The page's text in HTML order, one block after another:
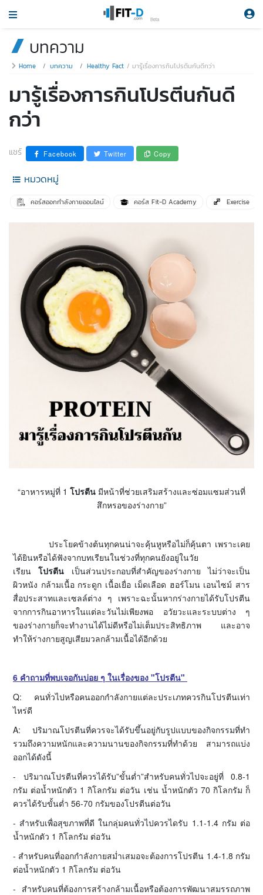
Beta
บทความ
Home บทความ Healthy Fact มารู้เรื่องการกินโปรตีนกันดีกว่า
มารู้เรื่องการกินโปรตีนกันดี
กว่า
แชร์ Facebook Twitter Copy
“อาหารหมู่ที่ 1 โปรตีน มีหน้าที่ช่วยเสริมสร้างและซ่อมแซมส่วนที่
สึกหรอของร่างกาย”
ประโยคข้างต้นทุกคนน่าจะคุ้นหูหรือไม่ก็คุ้นตา เพราะเคย
ได้ยินหรือได้ฟังจากบทเรียนในช่วงที่ทุกคนยังอยู่ในวัย
เรียนโปรตีน เป็นส่วนประกอบที่สำคัญของร่างกาย ไม่ว่าจะเป็น
ผิวหนัง กล้ามเนื้อ กระดูก เนื้อเยื่อ เม็ดเลือด ฮอร์โมน เอนไซม์ สาร
สื่อประสาทและเซลล์ต่าง ๆ เพราะฉะนั้นหากร่างกายได้รับโปรตีน
จากการกินอาหารในแต่ละวันไม่เพียงพอ อวัยวะและระบบต่าง ๆ
ของร่างกายก็จะทำงานได้ไม่ดีหรือไม่เต็มประสิทธิภาพ และอาจ
ทำให้ร่างกายสูญเสียมวลกล้ามเนื้อได้อีกด้วย
6 คำถามที่พบเจอกันบ่อย ๆ ในเรื่องของ "โปรตีน"
Q: คนทั่วไปหรือคนออกกำลังกายแต่ละประเภทควรกินโปรตีนเท่า
ไหร่ดี
A: ปริมาณโปรตีนที่ควรจะได้รับขึ้นอยู่กับรูปแบบของกิจกรรมที่ทำ
รวมถึงความหนักและความนานของกิจกรรมที่ทำด้วย สามารถแบ่ง
ออกได้ดังนี้
- ปริมาณโปรตีนที่ควรได้รับ”ขั้นต่ำ”สำหรับคนทั่วไปจะอยู่ที่ 0.8-1
กรัม ต่อน้ำหนักตัว 1 กิโลกรัม ต่อวัน เช่น น้ำหนักตัว 70 กิโลกรัม ก็
ควรได้รับขั้นต่ำ 56-70 กรัมของโปรตีนต่อวัน
- สำหรับเพื่อสุขภาพที่ดี ในกลุ่มคนทั่วไปควรไดรับ 1.1-1.4 กรัม ต่อ
น้ำหนักตัว 1 กิโลกรัม ต่อวัน
- สำหรับคนที่ออกกำลังกายสม่ำเสมอจะต้องการโปรตีน 1.4-1.8 กรัม
ต่อน้ำหนักตัว 1 กิโลกรัม ต่อวัน
- สำหรับคนที่ต้องการสร้างกล้ามเนื้อหรือต้องการพัฒนาสมรรถภาพ
หมวดหมู่
คอร์สออกกำลังกายออนไลน์ คอร์ส Fit-D Academy Exercise